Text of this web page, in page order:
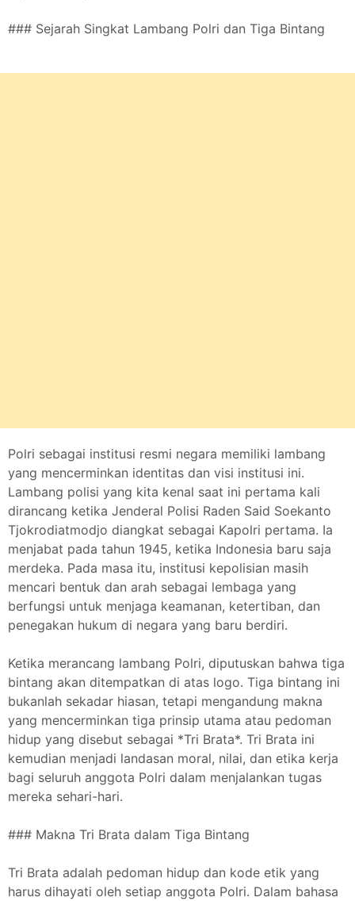
### Sejarah Singkat Lambang Polri dan Tiga Bintang
Polri sebagai institusi resmi negara memiliki lambang
yang mencerminkan identitas dan visi institusi ini.
Lambang polisi yang kita kenal saat ini pertama kali
dirancang ketika Jenderal Polisi Raden Said Soekanto
Tjokrodiatmodjo diangkat sebagai Kapolri pertama. Ia
menjabat pada tahun 1945, ketika Indonesia baru saja
merdeka. Pada masa itu, institusi kepolisian masih
mencari bentuk dan arah sebagai lembaga yang
berfungsi untuk menjaga keamanan, ketertiban, dan
penegakan hukum di negara yang baru berdiri.
Ketika merancang lambang Polri, diputuskan bahwa tiga
bintang akan ditempatkan di atas logo. Tiga bintang ini
bukanlah sekadar hiasan, tetapi mengandung makna
yang mencerminkan tiga prinsip utama atau pedoman
hidup yang disebut sebagai *Tri Brata*. Tri Brata ini
kemudian menjadi landasan moral, nilai, dan etika kerja
bagi seluruh anggota Polri dalam menjalankan tugas
mereka sehari-hari.
### Makna Tri Brata dalam Tiga Bintang
Tri Brata adalah pedoman hidup dan kode etik yang
harus dihayati oleh setiap anggota Polri. Dalam bahasa